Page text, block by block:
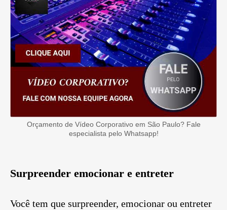
Orçamento de Vídeo Corporativo em São Paulo? Fale
especialista pelo Whatsapp!
Surpreender emocionar e entreter
Você tem que surpreender, emocionar ou entreter